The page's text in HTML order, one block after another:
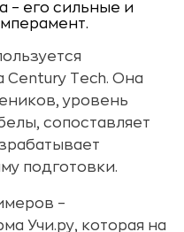
– его сильные и
Century Tech. Она
уровень
сопоставляет
подготовки.
–
Учи.ру, которая на